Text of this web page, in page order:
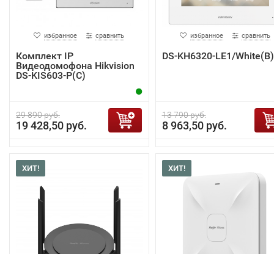
избранное сравнить
Комплект IP
Видеодомофона Hikvision
DS-KIS603-P(C)
29 890 руб.
19 428,50 руб.
избранное сравнить
DS-KH6320-LE1/White(B)
13 790 руб.
8 963,50 руб.
ХИТ! ХИТ!